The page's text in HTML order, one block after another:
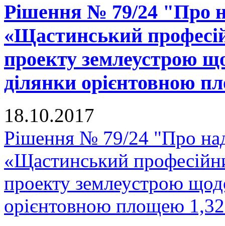
Рішення № 79/24 "Про
«Щастинський
проекту землеустрою
ділянки орієнтовною
18.10.2017
Рішення № 79/24 "Про
«Щастинський
проекту землеустрою
орієнтовною площею